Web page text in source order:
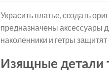
Украсить платье, создать
предназначены аксессуары
наколенники и гетры
Изящные детали